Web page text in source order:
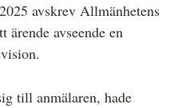
medier
och MO
avskrev Allmänhetens
avseende en
till anmälaren, hade